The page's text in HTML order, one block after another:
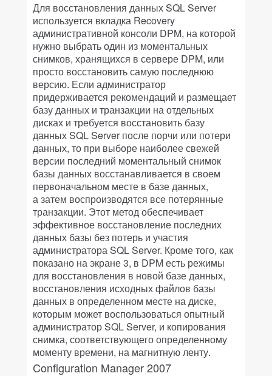
Для восстановления данных SQL Server
используется вкладка Recovery
административной консоли DPM, на которой
нужно выбрать один из моментальных
снимков, хранящихся в сервере DPM, или
просто восстановить самую последнюю
версию. Если администратор
придерживается рекомендаций и размещает
базу данных и транзакции на отдельных
дисках и требуется восстановить базу
данных SQL Server после порчи или потери
данных, то при выборе наиболее свежей
версии последний моментальный снимок
базы данных восстанавливается в своем
первоначальном месте в базе данных,
а затем воспроизводятся все потерянные
транзакции. Этот метод обеспечивает
эффективное восстановление последних
данных базы без потерь и участия
администратора SQL Server. Кроме того, как
показано на экране 3, в DPM есть режимы
для восстановления в новой базе данных,
восстановления исходных файлов базы
данных в определенном месте на диске,
которым может воспользоваться опытный
администратор SQL Server, и копирования
снимка, соответствующего определенному
моменту времени, на магнитную ленту.
Configuration Manager 2007